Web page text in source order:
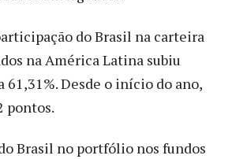
do Brasil na carteira
na América Latina subiu
61,31%. Desde o início do ano,
pontos.
Brasil no portfólio nos fundos